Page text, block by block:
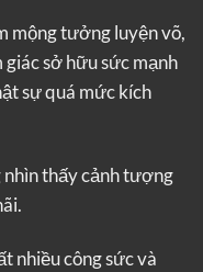
mộng tưởng luyện võ,
sở hữu sức mạnh
sự quá mức kích
nhìn thấy cảnh tượng
nhiều công sức và